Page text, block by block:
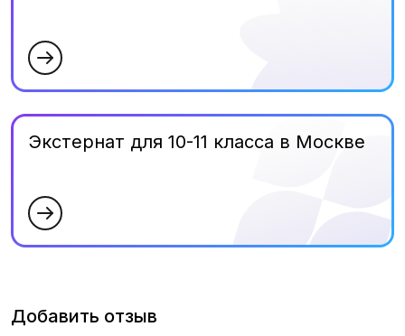
Экстернат для 10-11 класса в Москве
Добавить отзыв